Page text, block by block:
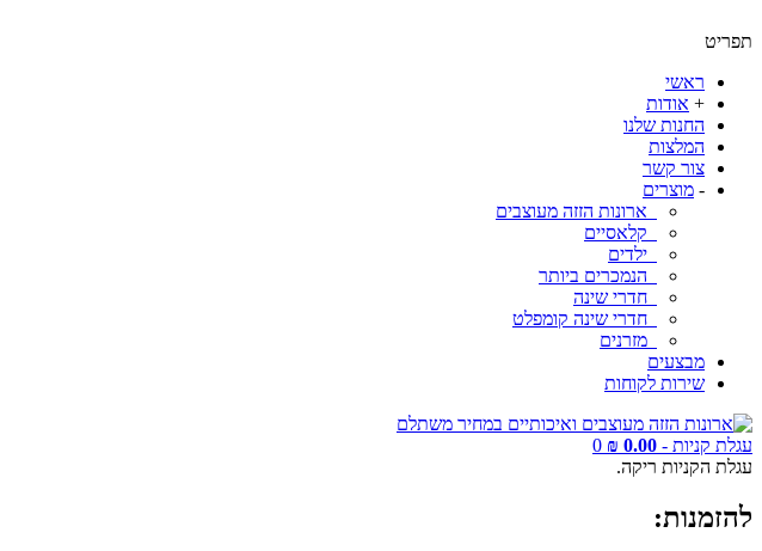
תפריט
ראשי
+ אודות
החנות שלנו
המלצות
צור קשר
- מוצרים
ארונות הזזה מעוצבים
קלאסיים
ילדים
הנמכרים ביותר
חדרי שינה
חדרי שינה קומפלט
מזרנים
מבצעים
שירות לקוחות
עגלת קניות - 0.00 ₪
0
עגלת הקניות ריקה.
להזמנות: